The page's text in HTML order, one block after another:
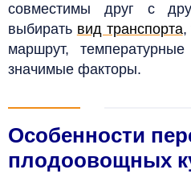
совместимы друг с
выбирать вид транспорта,
маршрут,
значимые факторы.
Особенности
плодоовощных